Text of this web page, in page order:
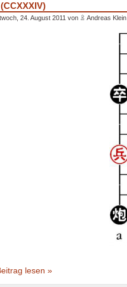
24. August 2011 von Andreas Klein
lesen »